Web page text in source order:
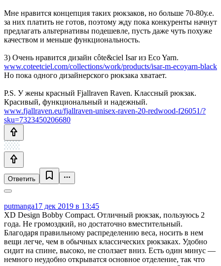
Мне нравится концепция таких рюкзаков, но больше 70-80у.е.
за них платить не готов, поэтому жду пока конкуренты начнут
предлагать альтернативы подешевле, пусть даже чуть похуже
качеством и меньше функциональность.
3) Очень нравится дизайн côte&ciel Isar из Eco Yarn.
www.coteetciel.com/collections/work/products/isar-m-ecoyarn-black
Но пока одного дизайнерского рюкзака хватает.
P.S. У жены красный Fjallraven Raven. Классный рюкзак.
Красивый, функциональный и надежный.
www.fjallraven.eu/fjallraven-unisex-raven-20-redwood-f26051/?
sku=7323450206680
Ответить
putmanga17 дек 2019 в 13:45
XD Design Bobby Compact. Отличный рюкзак, пользуюсь 2
года. Не громоздкий, но достаточно вместительный.
Благодаря правильному распределению веса, носить в нем
вещи легче, чем в обычных классических рюкзаках. Удобно
сидит на спине, высоко, не сползает вниз. Есть один минус —
немного неудобно открыватся основное отделение, так что